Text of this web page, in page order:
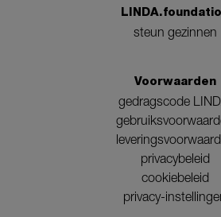
steun gezinnen
Voorwaarden
gedragscode
privacybeleid
cookiebeleid
privacy-